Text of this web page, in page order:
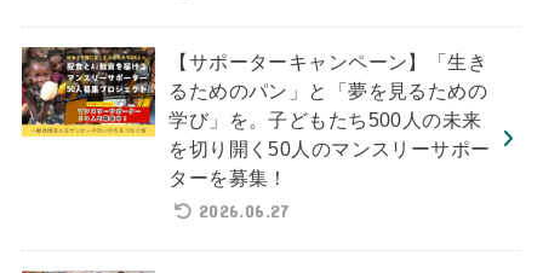
【サポーターキャンペーン】「生き
るためのパン」と「夢を見るための
学び」を。子どもたち500人の未来
を切り開く50人のマンスリーサポー
ターを募集！
2026.06.27